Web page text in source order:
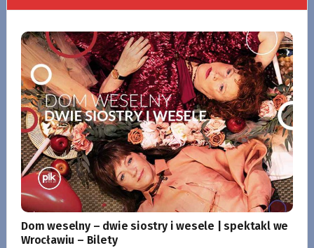
Dom weselny – dwie siostry i wesele | spektakl we
Wrocławiu – Bilety